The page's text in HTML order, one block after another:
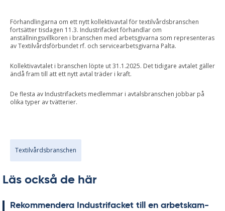
Förhandlingarna om ett nytt kollektivavtal för textilvårdsbranschen
fortsätter tisdagen 11.3. Industrifacket förhandlar om
anställningsvillkoren i branschen med arbetsgivarna som representeras
av Textilvårdsförbundet rf. och servicearbetsgivarna Palta.
Kollektivavtalet i branschen löpte ut 31.1.2025. Det tidigare avtalet gäller
ändå fram till att ett nytt avtal träder i kraft.
De flesta av Industrifackets medlemmar i avtalsbranschen jobbar på
olika typer av tvätterier.
Textilvårdsbranschen
Läs också de här
Re­kom­men­de­ra In­du­stri­fac­ket till en ar­bets­kam­